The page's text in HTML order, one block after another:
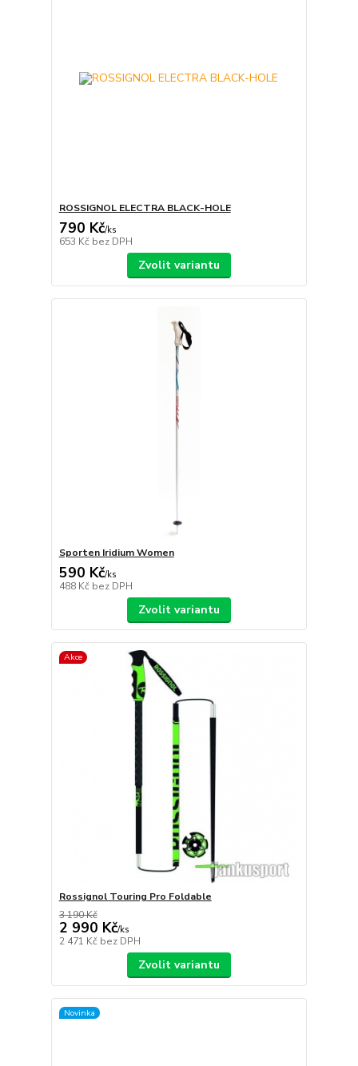
ROSSIGNOL ELECTRA BLACK-HOLE
790 Kč/ks
653 Kč bez DPH
Zvolit variantu
Sporten Iridium Women
590 Kč/ks
488 Kč bez DPH
Zvolit variantu
Akce
Rossignol Touring Pro Foldable
3 190 Kč
2 990 Kč/ks
2 471 Kč bez DPH
Zvolit variantu
Novinka